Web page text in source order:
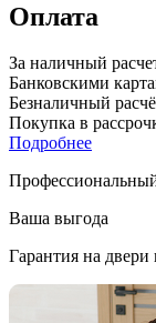
Оплата
За наличный
Банковскими
Безналичный
Покупка в
Подробнее
Ваша выгода
Гарантия на